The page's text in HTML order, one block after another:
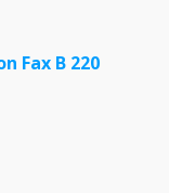
Fax B 220